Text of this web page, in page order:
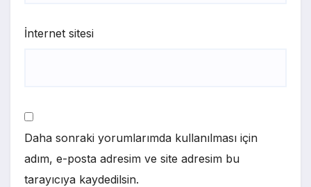
İnternet sitesi
Daha sonraki yorumlarımda kullanılması için
adım, e-posta adresim ve site adresim bu
tarayıcıya kaydedilsin.